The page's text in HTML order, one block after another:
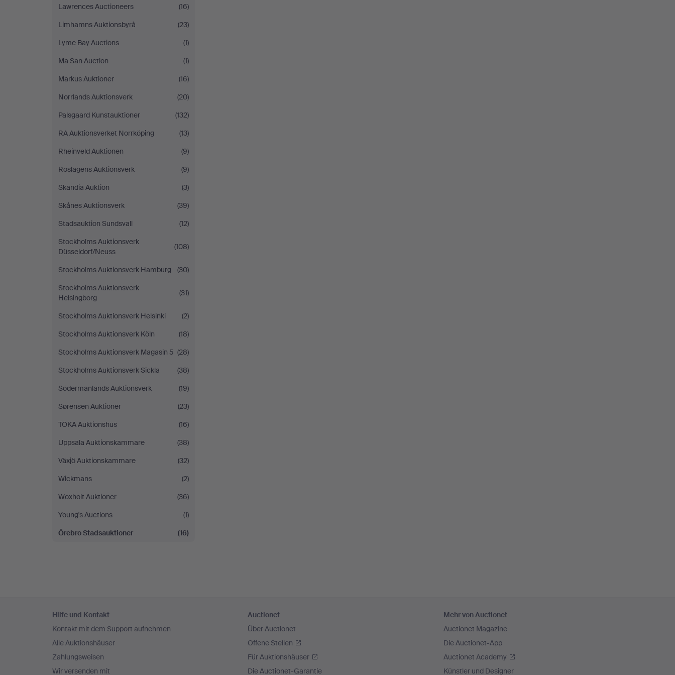
Lawrences Auctioneers
(16)
Limhamns Auktionsbyrå
(23)
Lyme Bay Auctions
(1)
Ma San Auction
(1)
Markus Auktioner
(16)
Norrlands Auktionsverk
(20)
Palsgaard Kunstauktioner
(132)
RA Auktionsverket Norrköping
(13)
Rheinveld Auktionen
(9)
Roslagens Auktionsverk
(9)
Skandia Auktion
(3)
Skånes Auktionsverk
(39)
Stadsauktion Sundsvall
(12)
Stockholms Auktionsverk
Düsseldorf/Neuss
(108)
Stockholms Auktionsverk Hamburg
(30)
Stockholms Auktionsverk
Helsingborg
(31)
Stockholms Auktionsverk Helsinki
(2)
Stockholms Auktionsverk Köln
(18)
Stockholms Auktionsverk Magasin 5 (28)
Stockholms Auktionsverk Sickla
(38)
Södermanlands Auktionsverk
(19)
Sørensen Auktioner
(23)
TOKA Auktionshus
(16)
Uppsala Auktionskammare
(38)
Växjö Auktionskammare
(32)
Wickmans
(2)
Woxholt Auktioner
(36)
Young's Auctions
(1)
Örebro Stadsauktioner
(16)
Navigation
Hilfe und Kontakt
Kontakt mit dem Support aufnehmen
Alle Auktionshäuser
Zahlungsweisen
Wir versenden mit
Auctionet
Über Auctionet
Offene Stellen
Für Auktionshäuser
Die Auctionet-Garantie
Mehr von Auctionet
Auctionet Magazine
Die Auctionet-App
Auctionet Academy
Künstler und Designer